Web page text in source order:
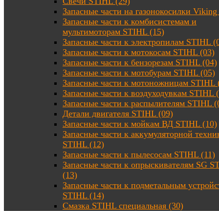
Запасные части на газонокосилки
Запасные части к комбисистемам и
мультимоторам STIHL (15)
Запасные части к электропилам STIHL
Запасные части к мотокосам STIHL (03)
Запасные части к бензорезам STIHL (04)
Запасные части к мотобурам STIHL (05)
Запасные части к мотоножницам STIHL
Запасные части к воздуходувкам STIHL
Запасные части к распылителям STIHL
Детали двигателя STIHL (09)
Запасные части к мойкам ВД STIHL (10)
Запасные части к аккумуляторной
STIHL (12)
Запасные части к пылесосам STIHL (11)
Запасные части к опрыскивателям SG
(13)
Запасные части к подметальным
STIHL (14)
Смазка STIHL специальная (30)